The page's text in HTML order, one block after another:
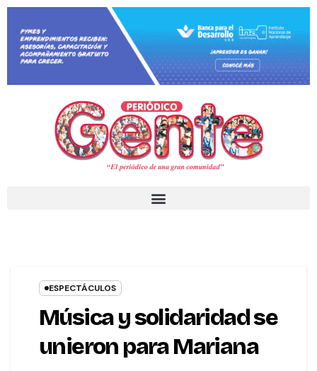
ESPECTÁCULOS
Música y solidaridad se
unieron para Mariana